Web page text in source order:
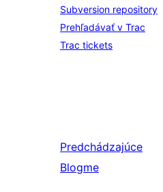
Subversion repository
Prehľadávať v Trac
Trac tickets
Predchádzajúce
Blogme